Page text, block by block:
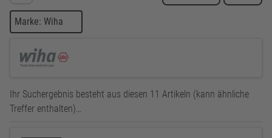
Marke: Wiha
Ihr Suchergebnis besteht aus diesen 11 Artikeln (kann ähnliche
Treffer enthalten)…